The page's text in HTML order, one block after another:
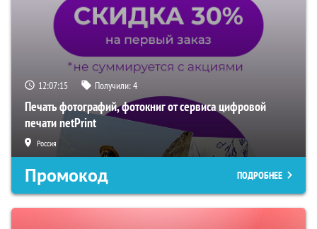
12:07:14 Получили:4
Печать фотографий, фотокниг от сервиса цифровой
печати netPrint
Россия
Промокод ПОДРОБНЕЕ